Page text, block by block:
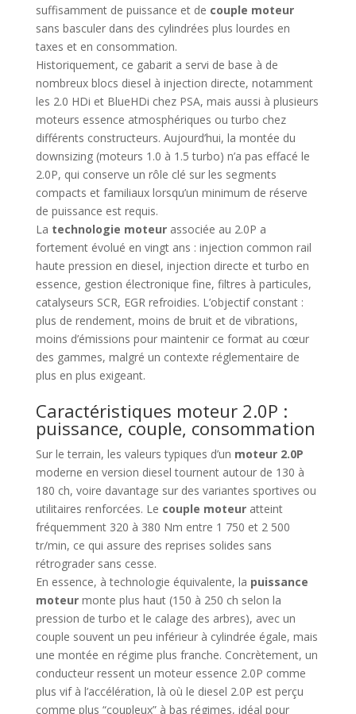
suffisamment de puissance et de couple moteur
sans basculer dans des cylindrées plus lourdes en
taxes et en consommation.
Historiquement, ce gabarit a servi de base à de
nombreux blocs diesel à injection directe, notamment
les 2.0 HDi et BlueHDi chez PSA, mais aussi à plusieurs
moteurs essence atmosphériques ou turbo chez
différents constructeurs. Aujourd’hui, la montée du
downsizing (moteurs 1.0 à 1.5 turbo) n’a pas effacé le
2.0P, qui conserve un rôle clé sur les segments
compacts et familiaux lorsqu’un minimum de réserve
de puissance est requis.
La technologie moteurassociée au 2.0P a
fortement évolué en vingt ans : injection common rail
haute pression en diesel, injection directe et turbo en
essence, gestion électronique fine, filtres à particules,
catalyseurs SCR, EGR refroidies. L’objectif constant :
plus de rendement, moins de bruit et de vibrations,
moins d’émissions pour maintenir ce format au cœur
des gammes, malgré un contexte réglementaire de
plus en plus exigeant.
Caractéristiques moteur 2.0P :
puissance, couple, consommation
Sur le terrain, les valeurs typiques d’un moteur 2.0P
moderne en version diesel tournent autour de 130 à
180 ch, voire davantage sur des variantes sportives ou
utilitaires renforcées. Le couple moteuratteint
fréquemment 320 à 380 Nm entre 1 750 et 2 500
tr/min, ce qui assure des reprises solides sans
rétrograder sans cesse.
En essence, à technologie équivalente, la puissance
moteurmonte plus haut (150 à 250 ch selon la
pression de turbo et le calage des arbres), avec un
couple souvent un peu inférieur à cylindrée égale, mais
une montée en régime plus franche. Concrètement, un
conducteur ressent un moteur essence 2.0P comme
plus vif à l’accélération, là où le diesel 2.0P est perçu
comme plus “coupleux” à bas régimes, idéal pour